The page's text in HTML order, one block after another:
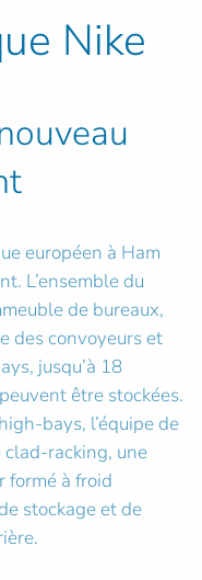
Nike
européen à Ham
L’ensemble du
de bureaux,
des convoyeurs et
jusqu’à 18
être stockées.
bays, l’équipe de
racking, une
formé à froid
stockage et de